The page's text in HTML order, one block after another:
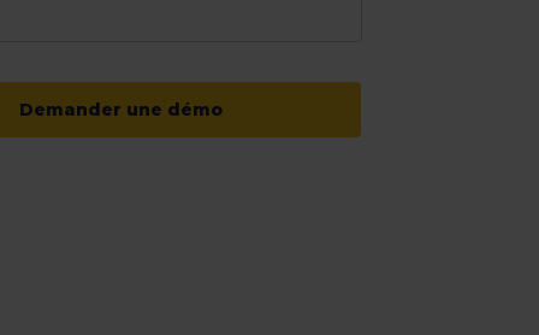
Demander une démo